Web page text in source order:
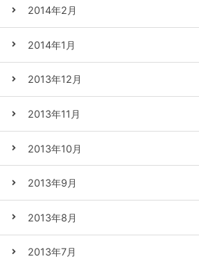
2014年2月
2014年1月
2013年12月
2013年11月
2013年10月
2013年9月
2013年8月
2013年7月